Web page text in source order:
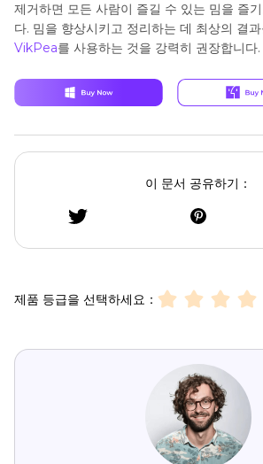
제거하면 모든 사람이 즐길 수 있는 밈을 즐
다. 밈을 향상시키고 정리하는 데 최상의 결
VikPea를 사용하는 것을 강력히 권장합니다.
이 문서 공유하기：
제품 등급을 선택하세요：